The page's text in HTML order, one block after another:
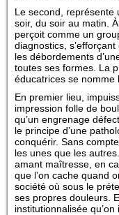
Le second, représente
soir, du soir au matin.
perçoit comme un
diagnostics,
les débordements
toutes ses formes. La
éducatrices se nomme
En premier lieu,
impression folle de
qu’un engrenage
le principe d’une
conquérir. Sans
les unes que les
amant maîtresse, en
que l’on cache quand
société où sous le
ses propres douleurs.
institutionnalisée